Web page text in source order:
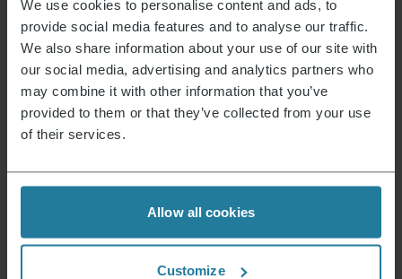
We use cookies to personalise content and ads, to
provide social media features and to analyse our traffic.
We also share information about your use of our site with
our social media, advertising and analytics partners who
may combine it with other information that you’ve
provided to them or that they’ve collected from your use
of their services.
Allow all cookies
Customize
Friteuse à air chaud 109,90
C’est ce que nous représentons.